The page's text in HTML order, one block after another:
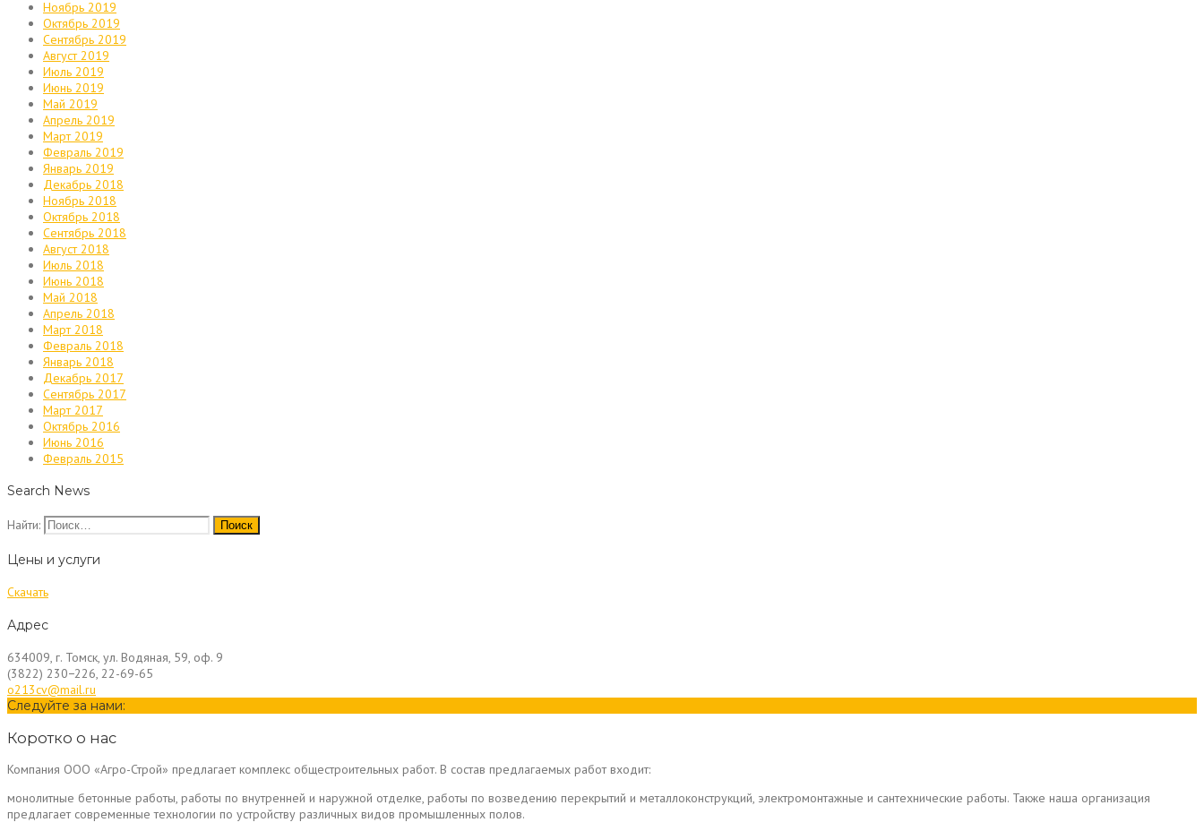
Ноябрь 2019
Октябрь 2019
Сентябрь 2019
Август 2019
Июль 2019
Июнь 2019
Май 2019
Апрель 2019
Март 2019
Февраль 2019
Январь 2019
Декабрь 2018
Ноябрь 2018
Октябрь 2018
Сентябрь 2018
Август 2018
Июль 2018
Июнь 2018
Май 2018
Апрель 2018
Март 2018
Февраль 2018
Январь 2018
Декабрь 2017
Сентябрь 2017
Март 2017
Октябрь 2016
Июнь 2016
Февраль 2015
Search News
Найти:
Цены и услуги
Скачать
Адрес
634009, г. Томск, ул. Водяная, 59, оф. 9
(3822) 230−226, 22-69-65
o213cv@mail.ru
Следуйте за нами:
Коротко о нас
Компания ООО «Агро-Строй» предлагает комплекс общестроительных работ. В состав предлагаемых работ входит:
монолитные бетонные работы, работы по внутренней и наружной отделке, работы по возведению перекрытий и металлоконструкций, электромонтажные и сантехнические работы. Также наша организация
предлагает современные технологии по устройству различных видов промышленных полов.